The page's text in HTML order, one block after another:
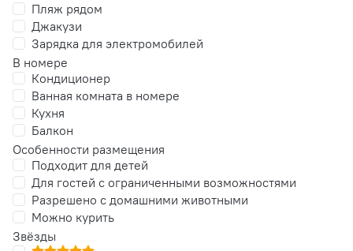
Пляж рядом
Джакузи
Зарядка для электромобилей
В номере
Кондиционер
Ванная комната в номере
Кухня
Балкон
Особенности размещения
Подходит для детей
Для гостей с ограниченными возможностями
Разрешено с домашними животными
Можно курить
Звёзды